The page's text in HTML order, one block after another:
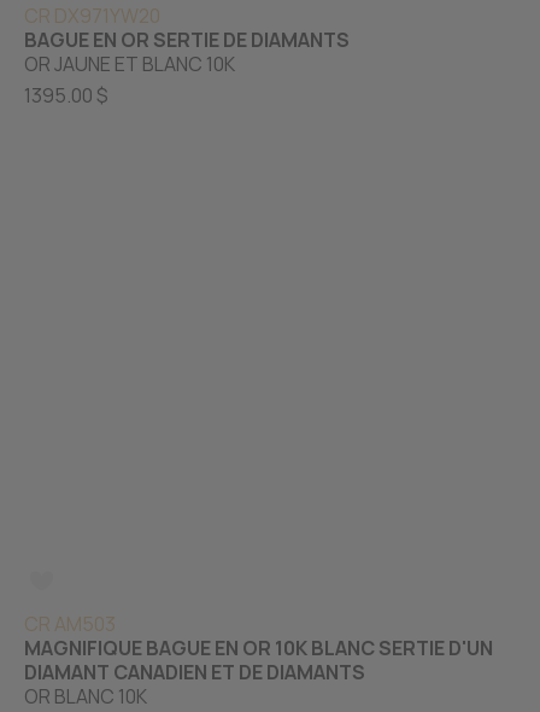
CR DX971YW20
BAGUE EN OR SERTIE DE DIAMANTS
OR JAUNE ET BLANC 10K
1395.00 $
CR AM503
MAGNIFIQUE BAGUE EN OR 10K BLANC SERTIE D'UN
DIAMANT CANADIEN ET DE DIAMANTS
OR BLANC 10K